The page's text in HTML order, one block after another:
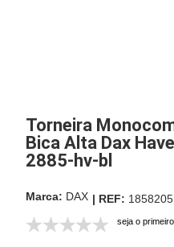
Torneira
Bica Alta Dax
2885-hv-bl
DAX 1858205
seja o